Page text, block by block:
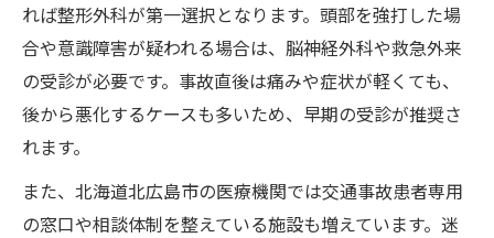
れば整形外科が第一選択となります。頭部を強打した場
合や意識障害が疑われる場合は、脳神経外科や救急外来
の受診が必要です。事故直後は痛みや症状が軽くても、
後から悪化するケースも多いため、早期の受診が推奨さ
れます。
また、北海道北広島市の医療機関では交通事故患者専用
の窓口や相談体制を整えている施設も増えています。迷